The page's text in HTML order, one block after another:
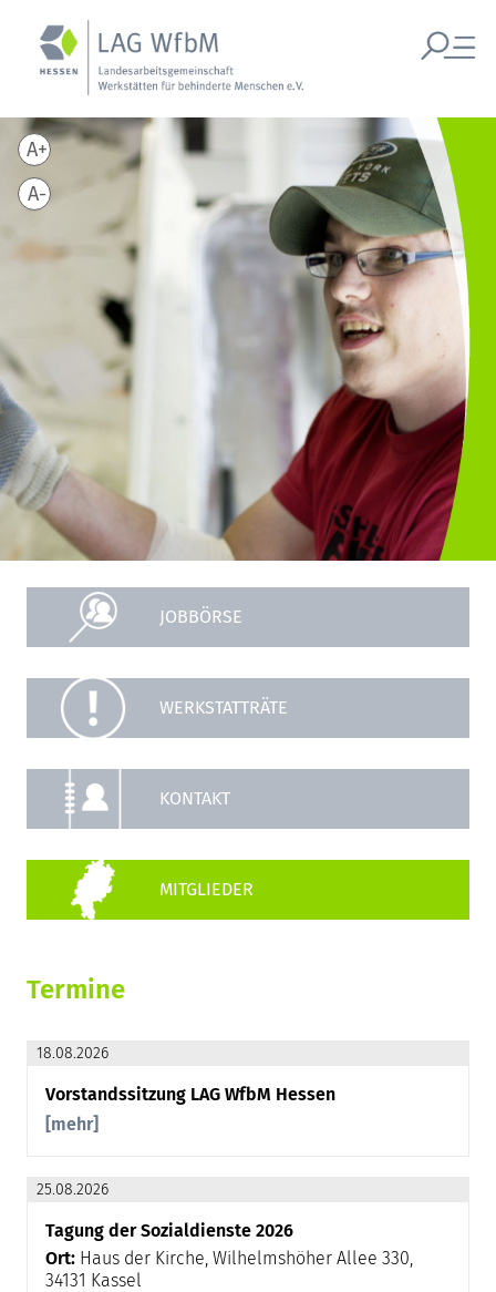
A-
A+
JOBBÖRSE
WERKSTATTRÄTE
KONTAKT
Termine
18.08.2026
Vorstandssitzung LAG WfbM Hessen
[mehr]
25.08.2026
Tagung der Sozialdienste 2026
Ort: Haus der Kirche, Wilhelmshöher Allee 330,
34131 Kassel